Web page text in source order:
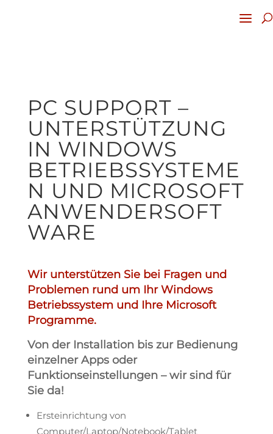
PC SUPPORT –
UNTERSTÜTZUNG
IN WINDOWS
BETRIEBSSYSTEME
N UND MICROSOFT
ANWENDERSOFT
WARE
Wir unterstützen Sie bei Fragen und
Problemen rund um Ihr Windows
Betriebssystem und Ihre Microsoft
Programme.
Von der Installation bis zur Bedienung
einzelner Apps oder
Funktionseinstellungen – wir sind für
Sie da!
Ersteinrichtung von
Computer/Laptop/Notebook/Tablet